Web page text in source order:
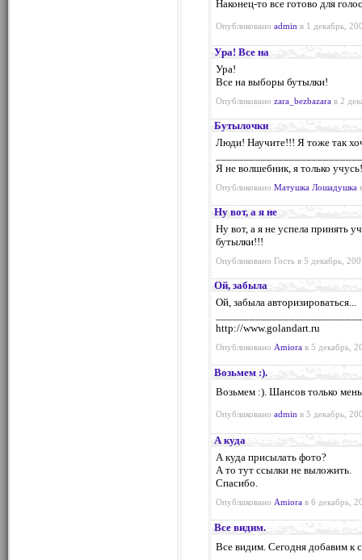
Наконец-то все готово для
Опубликовано admin в 1 декабрь,
Ура! Все на
Ура!
Все на выборы бутылки!
Опубликовано zara_bezbazara в 2
Бутылочки
Люди! Научите!!! Я тоже так
Я не волшебник, я только учусь!
Опубликовано Матушка Лошадушка
Ну вот, а я не
Ну вот, а я не успела принять
бутылки!!!
Опубликовано Гость в 5 декабрь,
Ой, забыла
Ой, забыла авторизироваться...
http://www.golandart.ru
Опубликовано Amiora в 5 декабрь,
Возьмем :).
Возьмем :). Шансов только
Опубликовано admin в 5 декабрь,
А куда
А куда присылать фото?
А то тут ссылки не выложить.
Спасибо.
Опубликовано Amiora в 6 декабрь,
Все видим.
Все видим. Сегодня добавим к